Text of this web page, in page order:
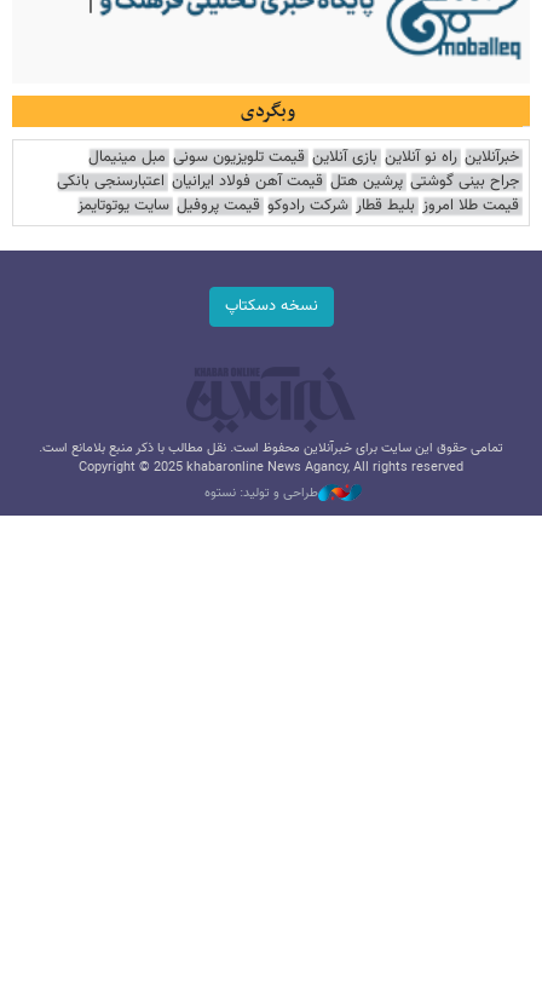
وبگردی
خبرآنلاین راه نو آنلاین بازی آنلاین قیمت تلویزیون سونی مبل مینیمال
جراح بینی گوشتی پرشین هتل قیمت آهن فولاد ایرانیان اعتبارسنجی بانکی
قیمت طلا امروز بلیط قطار شرکت رادوکو قیمت پروفیل سایت یوتوتایمز
نسخه دسکتاپ
تمامی حقوق این سایت برای خبرآنلاین محفوظ است. نقل مطالب با ذکر منبع بلامانع است.
Copyright © 2025 khabaronline News Agancy, All rights reserved
طراحی و تولید: نستوه